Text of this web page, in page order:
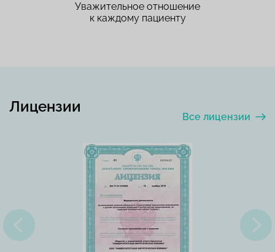
Уважительное отношение
к каждому пациенту
Лицензии
Все лицензии